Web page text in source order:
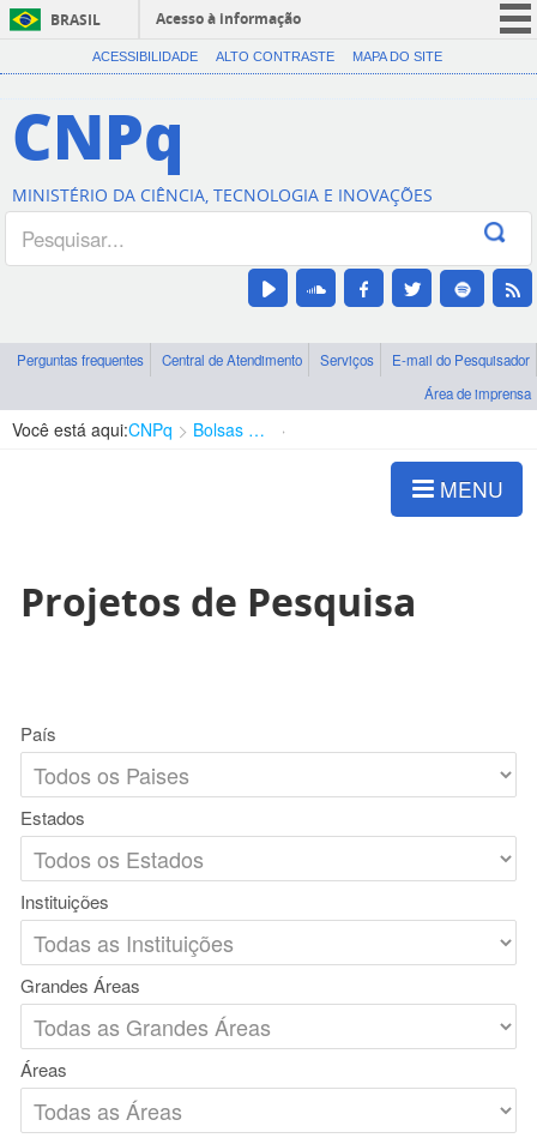
BRASIL
Acesso à informação
CORONAVÍRUS (COVID-19)
Canais
ACESSIBILIDADE ALTO CONTRASTE MAPA DO SITE
CNPq
MINISTÉRIO DA CIÊNCIA, TECNOLOGIA E INOVAÇÕES
Perguntas frequentes Central de Atendimento Serviços
E-mail do Pesquisador
Área de imprensa
Você está aqui:CNPq Bolsas e Auxílios Vigentes
MENU
Projetos de Pesquisa
País
Estados
Instituições
Grandes Áreas
Áreas